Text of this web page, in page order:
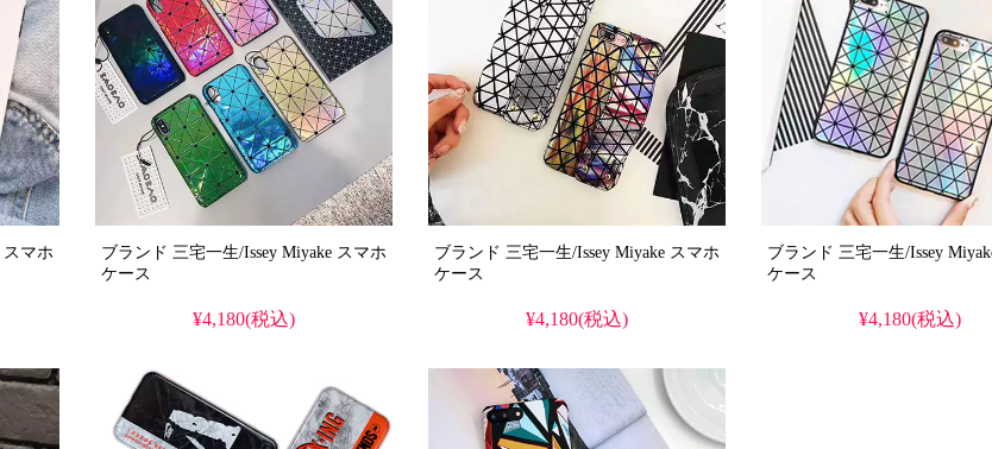
ブランド 三宅一生/Issey Miyake スマホ
ケース
¥4,180(税込)
ブランド 三宅一生/Issey Miyake スマホ
ケース
¥4,180(税込)
ブランド 三宅一生/Issey Miyake ス
ケース
¥4,180(税込)